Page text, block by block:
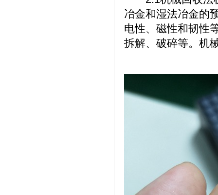
冶金和湿法冶金的
电性、磁性和韧性
拆解、破碎等。机